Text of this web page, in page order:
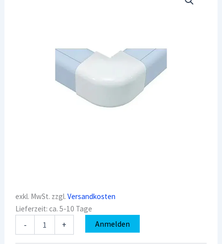
exkl. MwSt. zzgl.Versandkosten
Lieferzeit:ca. 5-10 Tage
-
CP7055-
+ Anmelden